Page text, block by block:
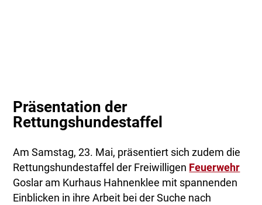
Präsentation der
Rettungshundestaffel
Am Samstag, 23. Mai, präsentiert sich zudem die
Rettungshundestaffel der Freiwilligen Feuerwehr
Goslar am Kurhaus Hahnenklee mit spannenden
Einblicken in ihre Arbeit bei der Suche nach